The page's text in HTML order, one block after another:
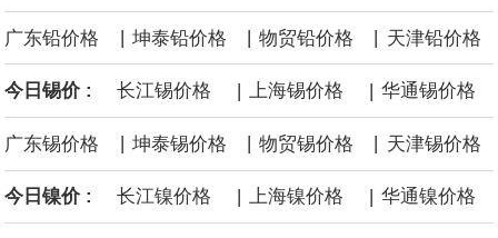
必和必拓港口联合工会：必和必拓西澳大利亚铁矿石业务的工人已
通知，将于8月9日实施24小时停工。
广东铅价格 坤泰铅价格 物贸铅价格 天津铅价格
今日锡价 : 长江锡价格 | 上海锡价格 | 华通锡价格
广东锡价格 坤泰锡价格 物贸锡价格 天津锡价格
今日镍价 : 长江镍价格 | 上海镍价格 | 华通镍价格